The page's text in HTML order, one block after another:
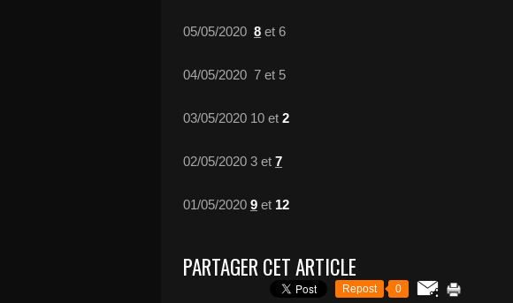
05/05/2020 8 et 6
04/05/2020 7 et 5
03/05/2020 10 et 2
02/05/2020 3 et 7
01/05/2020 9 et 12
PARTAGER CET ARTICLE
Repost 0